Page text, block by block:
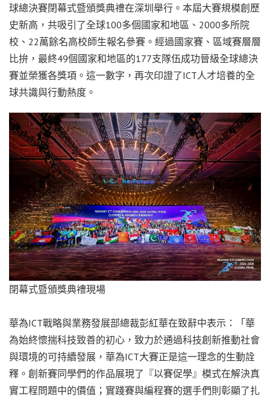
球總決賽閉幕式暨頒獎典禮在深圳舉行。本屆大賽規模創歷
史新高，共吸引了全球100多個國家和地區、2000多所院
校、22萬餘名高校師生報名參賽。經過國家賽、區域賽層層
比拚，最終49個國家和地區的177支隊伍成功晉級全球總決
賽並榮獲各獎項。這一數字，再次印證了ICT人才培養的全
球共識與行動熱度。
閉幕式暨頒獎典禮現場
華為ICT戰略與業務發展部總裁彭紅華在致辭中表示：「華
為始終懷揣科技致善的初心，致力於通過科技創新推動社會
與環境的可持續發展，華為ICT大賽正是這一理念的生動詮
釋。創新賽同學們的作品展現了『以賽促學』模式在解決真
實工程問題中的價值；實踐賽與編程賽的選手們則彰顯了扎